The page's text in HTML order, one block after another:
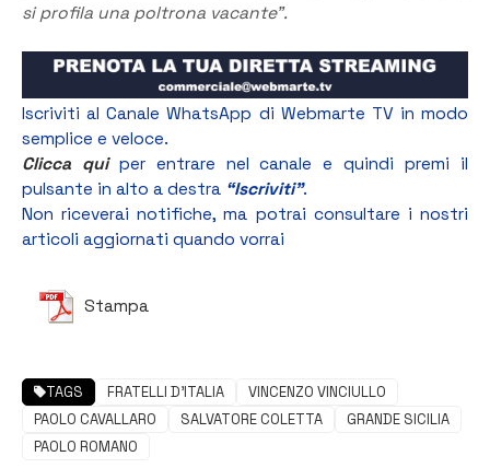
si profila una poltrona vacante”.
Iscriviti al Canale WhatsApp di Webmarte TV in modo
semplice e veloce.
Clicca quiper entrare nel canale e quindi premi il
pulsante in alto a destra “Iscriviti”.
Non riceverai notifiche, ma potrai consultare i nostri
articoli aggiornati quando vorrai
Stampa
TAGS FRATELLI D'ITALIA
VINCENZO VINCIULLO
PAOLO CAVALLARO
SALVATORE COLETTA
GRANDE SICILIA
PAOLO ROMANO